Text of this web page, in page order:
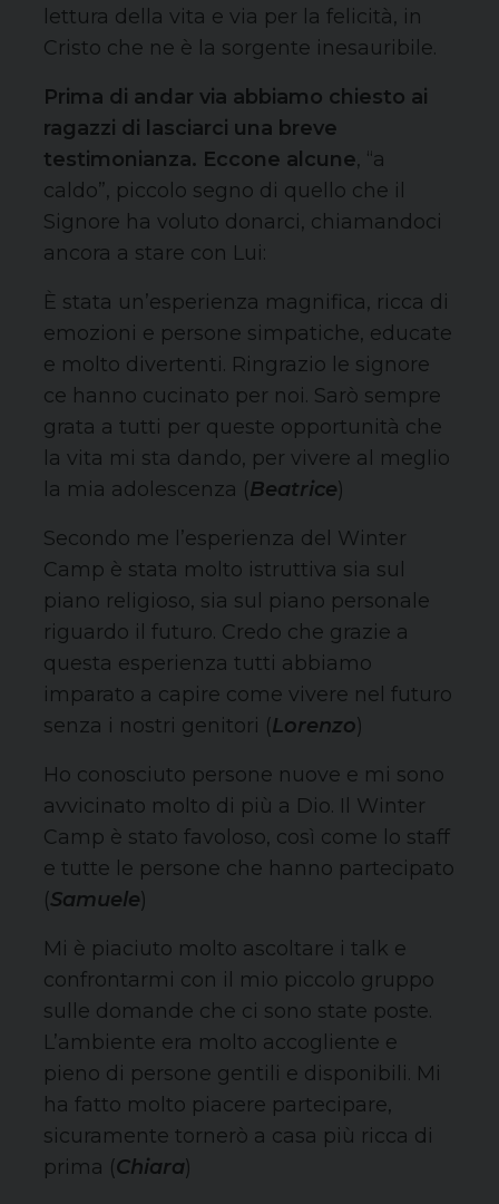
lettura della vita e via per la felicità, in
Cristo che ne è la sorgente inesauribile.
Prima di andar via abbiamo chiesto ai
ragazzi di lasciarci una breve
testimonianza. Eccone alcune, “a
caldo”, piccolo segno di quello che il
Signore ha voluto donarci, chiamandoci
ancora a stare con Lui:
È stata un’esperienza magnifica, ricca di
emozioni e persone simpatiche, educate
e molto divertenti. Ringrazio le signore
ce hanno cucinato per noi. Sarò sempre
grata a tutti per queste opportunità che
la vita mi sta dando, per vivere al meglio
la mia adolescenza (Beatrice)
Secondo me l’esperienza del Winter
Camp è stata molto istruttiva sia sul
piano religioso, sia sul piano personale
riguardo il futuro. Credo che grazie a
questa esperienza tutti abbiamo
imparato a capire come vivere nel futuro
senza i nostri genitori (Lorenzo)
Ho conosciuto persone nuove e mi sono
avvicinato molto di più a Dio. Il Winter
Camp è stato favoloso, così come lo staff
e tutte le persone che hanno partecipato
(Samuele)
Mi è piaciuto molto ascoltare i talk e
confrontarmi con il mio piccolo gruppo
sulle domande che ci sono state poste.
L’ambiente era molto accogliente e
pieno di persone gentili e disponibili. Mi
ha fatto molto piacere partecipare,
sicuramente tornerò a casa più ricca di
prima (Chiara)